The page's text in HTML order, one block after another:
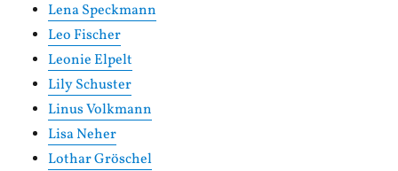
Lena Speckmann
Leo Fischer
Leonie Elpelt
Lily Schuster
Linus Volkmann
Lisa Neher
Lothar Gröschel